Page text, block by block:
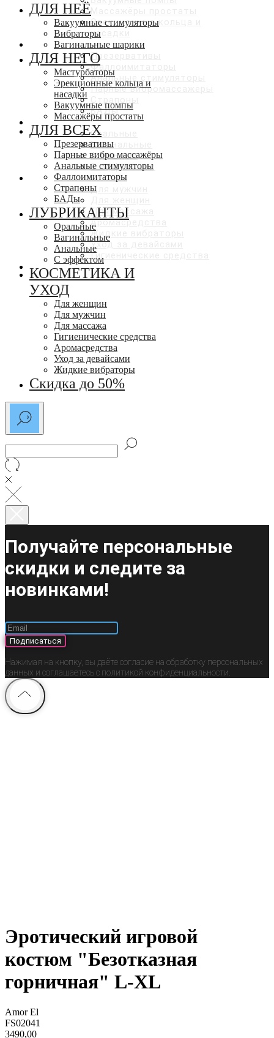
Эрекционные кольца и
насадки
ДЛЯ ВСЕХ
Презервативы
Фаллоимитаторы
Анальные стимуляторы
Парные вибромассажеры
БАДы
ЛУБРИКАНТЫ
Оральные
Вагинальные
Анальные
С эффектами
КОСМЕТИКА И УХОД
Для мужчин
Для массажа
Аромасредства
Жидкие вибраторы
Уход за девайсами
Гигиенические средства
СКИДКИ ДО 50%
ДЛЯ НЕЁ
Вакуумные стимуляторы
Вибраторы
Вагинальные шарики
ДЛЯ НЕГО
Мастурбаторы
Эрекционные кольца и
насадки
Вакуумные помпы
Массажёры простаты
ДЛЯ ВСЕХ
Презервативы
Парные вибро массажёры
Анальные стимуляторы
Фаллоимитаторы
Страпоны
БАДы
ЛУБРИКАНТЫ
Оральные
Вагинальные
Анальные
С эффектом
КОСМЕТИКА И
УХОД
Для женщин
Для мужчин
Для массажа
Гигиенические средства
Аромасредства
Уход за девайсами
Жидкие вибраторы
Скидка до 50%
Получайте персональные
скидки и следите за
новинками!
Подписаться
Нажимая на кнопку, вы даёте согласие на обработку персональных
данных и соглашаетесь c политикой конфиденциальности.
Эротический игровой
костюм "Безотказная
горничная" L-XL
Amor El
FS02041
3490,00